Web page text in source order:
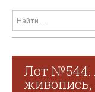
Лот №544.
живопись,